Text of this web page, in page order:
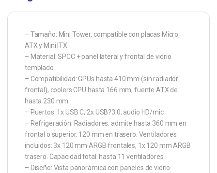
– Tamaño: Mini Tower, compatible con placas Micro
ATX y Mini ITX
– Material: SPCC + panel lateral y frontal de vidrio
templado
– Compatibilidad: GPUs hasta 410 mm (sin radiador
frontal), coolers CPU hasta 166 mm, fuente ATX de
hasta 230 mm
– Puertos: 1x USB C, 2x USB?3.0, audio HD/mic
– Refrigeración: Radiadores: admite hasta 360 mm en
frontal o superior, 120 mm en trasero. Ventiladores
incluidos: 3x 120 mm ARGB frontales, 1x 120 mm ARGB
trasero. Capacidad total: hasta 11 ventiladores
– Diseño: Vista panorámica con paneles de vidrio